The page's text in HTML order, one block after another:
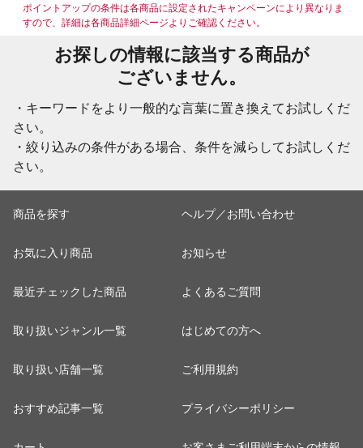
ポイントアップの条件は各商品に設定されたキャンペーンにより異なりま
すので、詳細は各商品詳細ページよりご確認ください。
お探しの情報に該当する商品が
ございません。
・キーワードをより一般的な言葉に置き換えてお試しくだ
さい。
・絞り込みの条件がある場合、条件を減らしてお試しくだ
さい。
商品を探す
お気に入り商品
最近チェックした商品
取り扱いジャンル一覧
取り扱い店舗一覧
おすすめ記事一覧
ヘルプ／お問い合わせ
お知らせ
よくあるご質問
はじめての方へ
ご利用規約
プライバシーポリシー